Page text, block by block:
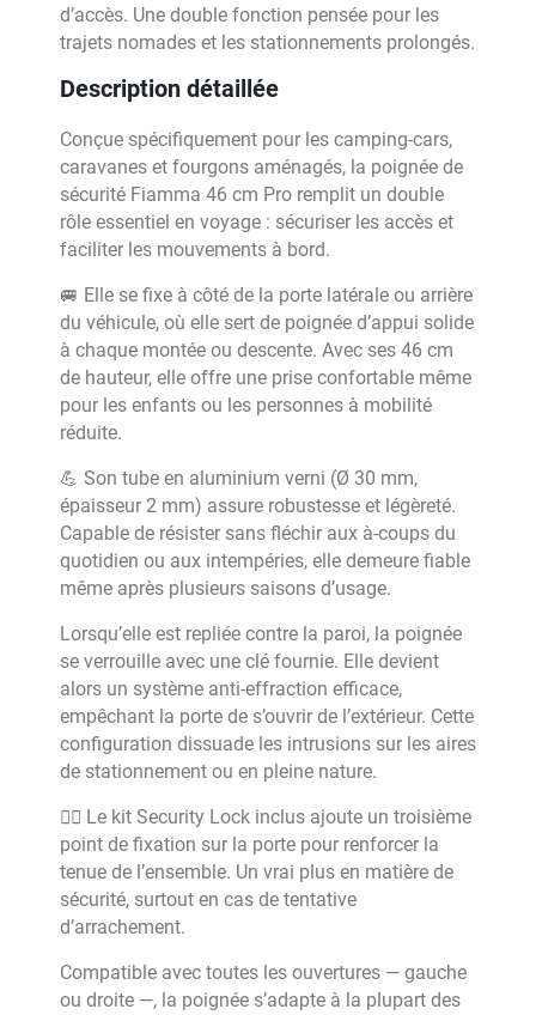
d’accès. Une double fonction pensée pour les
trajets nomades et les stationnements prolongés.
Description détaillée
Conçue spécifiquement pour les camping-cars,
caravanes et fourgons aménagés, la poignée de
sécurité Fiamma 46 cm Pro remplit un double
rôle essentiel en voyage : sécuriser les accès et
faciliter les mouvements à bord.
🚐 Elle se fixe à côté de la porte latérale ou arrière
du véhicule, où elle sert de poignée d’appui solide
à chaque montée ou descente. Avec ses 46 cm
de hauteur, elle offre une prise confortable même
pour les enfants ou les personnes à mobilité
réduite.
💪 Son tube en aluminium verni (Ø 30 mm,
épaisseur 2 mm) assure robustesse et légèreté.
Capable de résister sans fléchir aux à-coups du
quotidien ou aux intempéries, elle demeure fiable
même après plusieurs saisons d’usage.
Lorsqu’elle est repliée contre la paroi, la poignée
se verrouille avec une clé fournie. Elle devient
alors un système anti-effraction efficace,
empêchant la porte de s’ouvrir de l’extérieur. Cette
configuration dissuade les intrusions sur les aires
de stationnement ou en pleine nature.
👷‍♂️ Le kit Security Lock inclus ajoute un troisième
point de fixation sur la porte pour renforcer la
tenue de l’ensemble. Un vrai plus en matière de
sécurité, surtout en cas de tentative
d’arrachement.
Compatible avec toutes les ouvertures — gauche
ou droite —, la poignée s’adapte à la plupart des